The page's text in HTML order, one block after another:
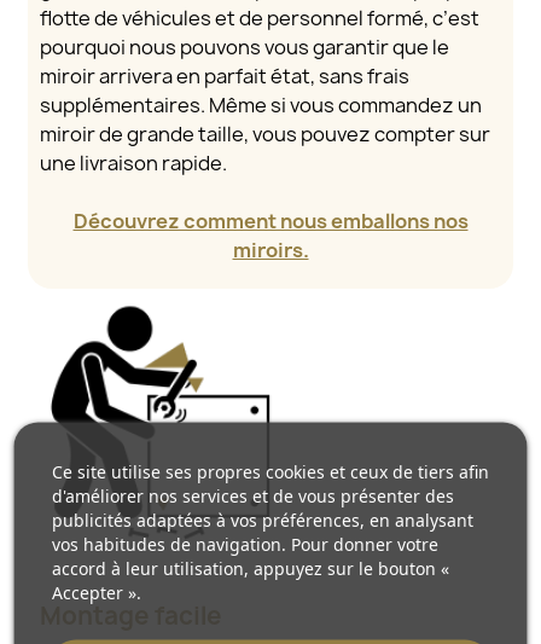
flotte de véhicules et de personnel formé, c’est
pourquoi nous pouvons vous garantir que le
miroir arrivera en parfait état, sans frais
supplémentaires. Même si vous commandez un
miroir de grande taille, vous pouvez compter sur
une livraison rapide.
Découvrez comment nous emballons nos
miroirs.
Ce site utilise ses propres cookies et ceux de tiers afin
d'améliorer nos services et de vous présenter des
publicités adaptées à vos préférences, en analysant
vos habitudes de navigation. Pour donner votre
accord à leur utilisation, appuyez sur le bouton «
Accepter ».